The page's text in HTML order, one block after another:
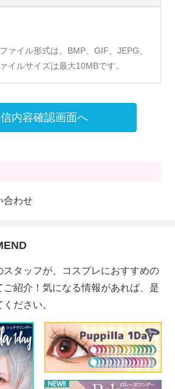
ァイル形式は、BMP、GIF、JEPG、
イルサイズは最大10MBです。
内容確認画面へ
合わせ
スタッフが、コスプレにおすすめの
ご紹介！気になる情報があれば、是
ださい。